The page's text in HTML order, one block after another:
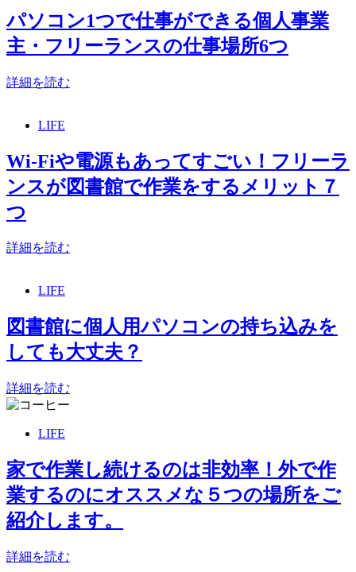
パソコン1つで仕事ができる個人事業
主・フリーランスの仕事場所6つ
詳細を読む
LIFE
Wi-Fiや電源もあってすごい！フリーラ
ンスが図書館で作業をするメリット７
つ
詳細を読む
LIFE
図書館に個人用パソコンの持ち込みを
しても大丈夫？
詳細を読む
LIFE
家で作業し続けるのは非効率！外で作
業するのにオススメな５つの場所をご
紹介します。
詳細を読む